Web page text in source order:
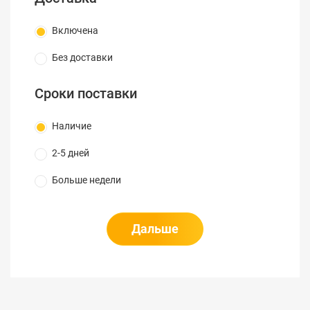
АТС, FTTX и кабелей внутри зданий.
Встроенное возбуждающее оптоволокно
MU909011A имеется 10 метров (30 футов)
соединения волокна могут быть проверены без
необходимости в дополнительных
волокнах.
Отображение полного трэка
Пользователь может также выбрать просмотр
Включена
Без доставки
Сроки поставки
Наличие
2-5 дней
Больше недели
Дальше